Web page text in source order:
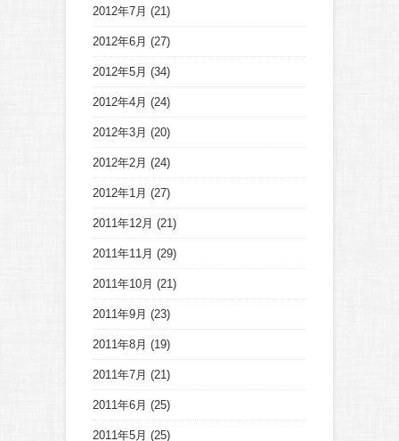
2012年7月 (21)
2012年6月 (27)
2012年5月 (34)
2012年4月 (24)
2012年3月 (20)
2012年2月 (24)
2012年1月 (27)
2011年12月 (21)
2011年11月 (29)
2011年10月 (21)
2011年9月 (23)
2011年8月 (19)
2011年7月 (21)
2011年6月 (25)
2011年5月 (25)